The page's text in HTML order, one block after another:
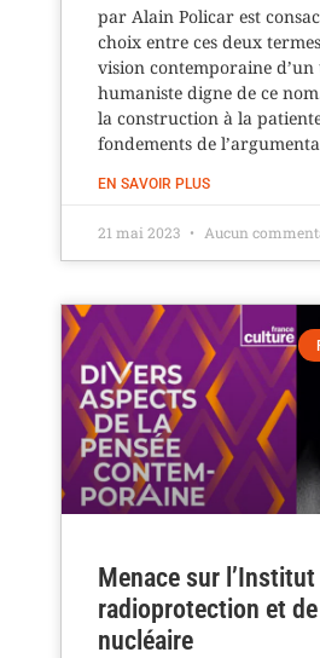
par Alain Policar est
choix entre ces deux
vision contemporaine
humaniste digne de ce
la construction à la
fondements de
EN SAVOIR PLUS
21 mai 2023 Aucun
Menace sur
radioprotection et
nucléaire